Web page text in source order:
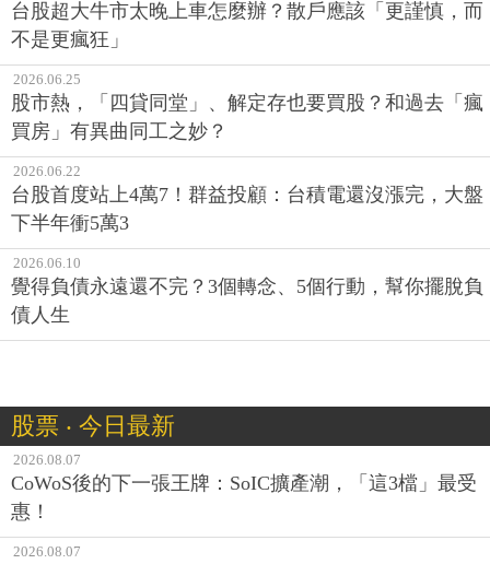
台股超大牛市太晚上車怎麼辦？散戶應該「更謹慎，而
不是更瘋狂」
2026.06.25
股市熱，「四貸同堂」、解定存也要買股？和過去「瘋
買房」有異曲同工之妙？
2026.06.22
台股首度站上4萬7！群益投顧：台積電還沒漲完，大盤
下半年衝5萬3
2026.06.10
覺得負債永遠還不完？3個轉念、5個行動，幫你擺脫負
債人生
股票 ‧ 今日最新
2026.08.07
CoWoS後的下一張王牌：SoIC擴產潮，「這3檔」最受
惠！
2026.08.07